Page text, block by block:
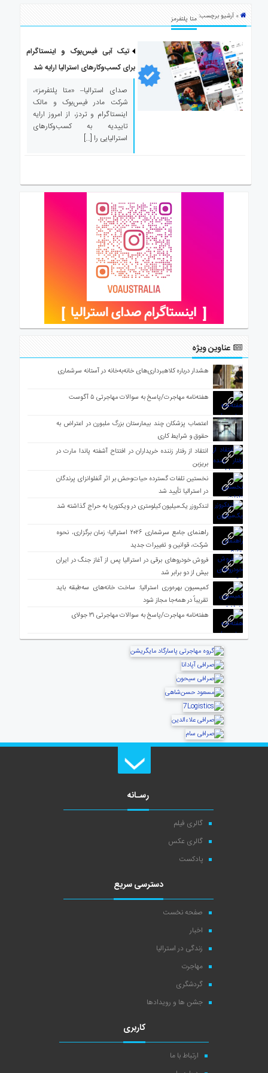
استرالیا
ارتباط
» آرشیو برچسب:متا پلتفرمز
تیک آبی فیس‌بوک و اینستاگرام
برای کسب‌وکارهای استرالیا ارایه شد
صدای استرالیا– «متا پلتفرمز»،
شرکت مادر فیس‌بوک و مالک
اینستاگرام و تردز، از امروز ارایه
تاییدیه به کسب‌وکارهای
استرالیایی را […]
عناوین ویژه
هشدار درباره کلاهبرداری‌های خانه‌به‌خانه در آستانه سرشماری
هفته‌نامه مهاجرت/پاسخ به سوالات مهاجرتی ۵ آگوست
اعتصاب پزشکان چند بیمارستان بزرگ ملبورن در اعتراض به
حقوق و شرایط کاری
انتقاد از رفتار زننده خریداران در افتتاح آشفته پاندا مارت در
بریزبن
نخستین تلفات گسترده حیات‌وحش بر اثر آنفلوانزای پرندگان
در استرالیا تأیید شد
لندکروزر یک‌میلیون کیلومتری در ویکتوریا به حراج گذاشته شد
راهنمای جامع سرشماری ۲۰۲۶ استرالیا؛ زمان برگزاری، نحوه
شرکت، قوانین و تغییرات جدید
فروش خودروهای برقی در استرالیا پس از آغاز جنگ در ایران
بیش از دو برابر شد
کمیسیون بهره‌وری استرالیا: ساخت خانه‌های سه‌طبقه باید
تقریباً در همه‌جا مجاز شود
هفته‌نامه مهاجرت/پاسخ به سوالات مهاجرتی ۳۱ جولای
رسـانه
گالری فیلم
گالری عکس
پادکست
دسترسی سریع
صفحه نخست
اخبار
زندگی در استرالیا
مهاجرت
گردشگری
جشن ها و رویدادها
کاربری
ارتباط با ما